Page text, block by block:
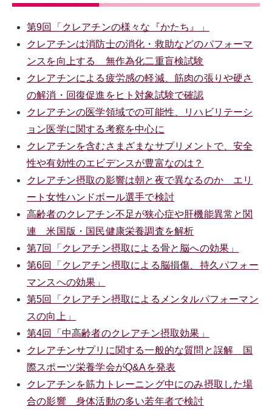
第9回「クレアチンの様々な『かたち』」
クレアチンは消防士の消化・救助などのパフォーマ
ンスを向上する 無作為化二重盲検試験
クレアチンによる疲労感の軽減、筋肉の張りや硬さ
の解消・回復促進をヒト対象試験で確認
クレアチンの医学領域での可能性、リハビリテーシ
ョン医学に関する考察を中心に
クレアチンを含むさまざまなサプリメントで、安全
性や有効性のエビデンスが豊富なのは？
クレアチン摂取の影響は朝と夜で異なるのか エリ
ート女性ハンドボール選手で検討
高齢者のクレアチン不足が狭心症や肝機能異常と関
連 米国版・国民健康栄養調査を解析
第7回「クレアチン摂取による骨と脳への効果」
第6回「クレアチン摂取による脳損傷、持久パフォー
マンスへの効果」
第5回「クレアチン摂取によるメンタルパフォーマン
スの向上」
第4回「中高齢者のクレアチン摂取効果」
クレアチンサプリに関する一般的な質問と誤解 国
際スポーツ栄養学会がQ&Aを発表
クレアチンを筋力トレーニング中にのみ摂取した場
合の影響 身体活動の多い若年者で検討